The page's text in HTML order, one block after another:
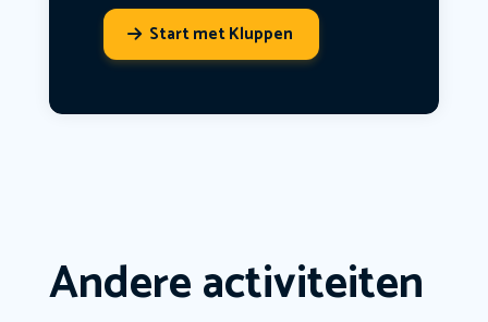
Start met Kluppen
Andere activiteiten